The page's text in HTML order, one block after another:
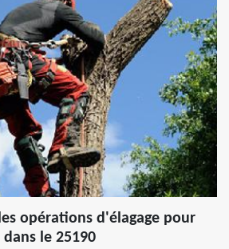
opérations d'élagage pour
le 25190